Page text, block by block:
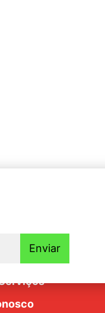
Enviar